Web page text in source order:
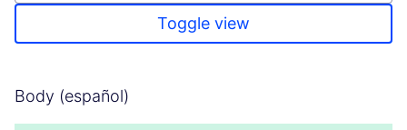
Toggle view
Body (español)